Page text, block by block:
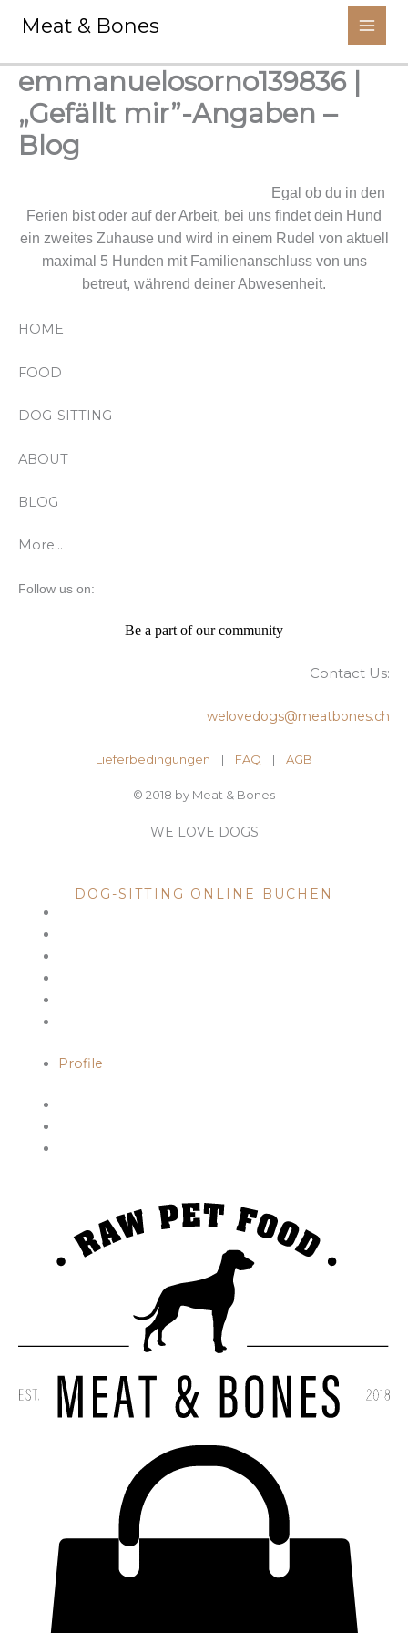
Meat & Bones
emmanuelosorno139836 |
„Gefällt mir”-Angaben –
Blog
Egal ob du in den
Ferien bist oder auf der Arbeit, bei uns findet dein Hund
ein zweites Zuhause und wird in einem Rudel von aktuell
maximal 5 Hunden mit Familienanschluss von uns
betreut, während deiner Abwesenheit.
HOME
FOOD
DOG-SITTING
ABOUT
BLOG
More…
Follow us on:
Be a part of our community
Contact Us:
welovedogs@meatbones.ch
Lieferbedingungen | FAQ | ​ AGB
© 2018 by Meat & Bones
WE LOVE DOGS
DOG-SITTING ONLINE BUCHEN
Profile